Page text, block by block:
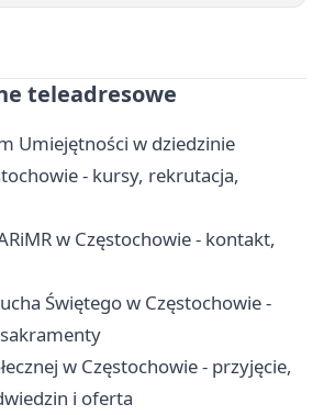
teleadresowe
Umiejętności w dziedzinie
- kursy, rekrutacja,
w Częstochowie - kontakt,
Świętego w Częstochowie -
w Częstochowie - przyjęcie,
i oferta